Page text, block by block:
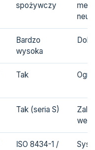
spożywczy
Bardzo
wysoka
Tak
Tak (seria S)
ISO 8434-1 /